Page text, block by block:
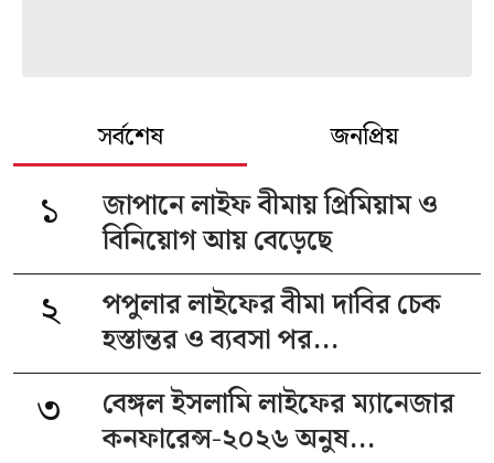
সর্বশেষ জনপ্রিয়
১
জাপানে লাইফ বীমায় প্রিমিয়াম ও
বিনিয়োগ আয় বেড়েছে
২
পপুলার লাইফের বীমা দাবির চেক
হস্তান্তর ও ব্যবসা পর...
৩
বেঙ্গল ইসলামি লাইফের ম্যানেজার
কনফারেন্স-২০২৬ অনুষ...